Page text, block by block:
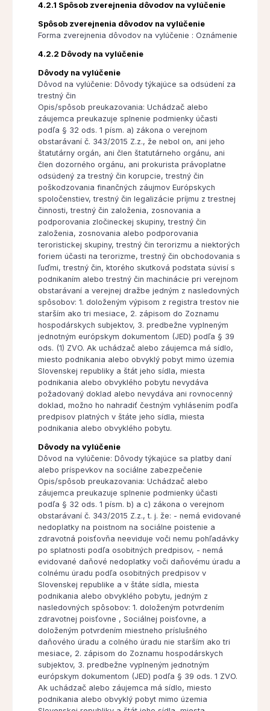
4.2.1 Spôsob zverejnenia dôvodov na vylúčenie
Spôsob zverejnenia dôvodov na vylúčenie
Forma zverejnenia dôvodov na vylúčenie : Oznámenie
4.2.2 Dôvody na vylúčenie
Dôvody na vylúčenie
Dôvod na vylúčenie: Dôvody týkajúce sa odsúdení za
trestný čin
Opis/spôsob preukazovania: Uchádzač alebo
záujemca preukazuje splnenie podmienky účasti
podľa § 32 ods. 1 písm. a) zákona o verejnom
obstarávaní č. 343/2015 Z.z., že nebol on, ani jeho
štatutárny orgán, ani člen štatutárneho orgánu, ani
člen dozorného orgánu, ani prokurista právoplatne
odsúdený za trestný čin korupcie, trestný čin
poškodzovania finančných záujmov Európskych
spoločenstiev, trestný čin legalizácie príjmu z trestnej
činnosti, trestný čin založenia, zosnovania a
podporovania zločineckej skupiny, trestný čin
založenia, zosnovania alebo podporovania
teroristickej skupiny, trestný čin terorizmu a niektorých
foriem účasti na terorizme, trestný čin obchodovania s
ľuďmi, trestný čin, ktorého skutková podstata súvisí s
podnikaním alebo trestný čin machinácie pri verejnom
obstarávaní a verejnej dražbe jedným z nasledovných
spôsobov: 1. doloženým výpisom z registra trestov nie
starším ako tri mesiace, 2. zápisom do Zoznamu
hospodárskych subjektov, 3. predbežne vyplneným
jednotným európskym dokumentom (JED) podľa § 39
ods. (1) ZVO. Ak uchádzač alebo záujemca má sídlo,
miesto podnikania alebo obvyklý pobyt mimo územia
Slovenskej republiky a štát jeho sídla, miesta
podnikania alebo obvyklého pobytu nevydáva
požadovaný doklad alebo nevydáva ani rovnocenný
doklad, možno ho nahradiť čestným vyhlásením podľa
predpisov platných v štáte jeho sídla, miesta
podnikania alebo obvyklého pobytu.
Dôvody na vylúčenie
Dôvod na vylúčenie: Dôvody týkajúce sa platby daní
alebo príspevkov na sociálne zabezpečenie
Opis/spôsob preukazovania: Uchádzač alebo
záujemca preukazuje splnenie podmienky účasti
podľa § 32 ods. 1 písm. b) a c) zákona o verejnom
obstarávaní č. 343/2015 Z.z., t. j. že: - nemá evidované
nedoplatky na poistnom na sociálne poistenie a
zdravotná poisťovňa neeviduje voči nemu pohľadávky
po splatnosti podľa osobitných predpisov, - nemá
evidované daňové nedoplatky voči daňovému úradu a
colnému úradu podľa osobitných predpisov v
Slovenskej republike a v štáte sídla, miesta
podnikania alebo obvyklého pobytu, jedným z
nasledovných spôsobov: 1. doloženým potvrdením
zdravotnej poisťovne , Sociálnej poisťovne, a
doloženým potvrdením miestneho príslušného
daňového úradu a colného úradu nie starším ako tri
mesiace, 2. zápisom do Zoznamu hospodárskych
subjektov, 3. predbežne vyplneným jednotným
európskym dokumentom (JED) podľa § 39 ods. 1 ZVO.
Ak uchádzač alebo záujemca má sídlo, miesto
podnikania alebo obvyklý pobyt mimo územia